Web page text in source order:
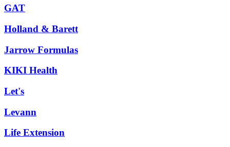
GAT
Holland & Barett
Jarrow Formulas
KIKI Health
Let's
Levann
Life Extension